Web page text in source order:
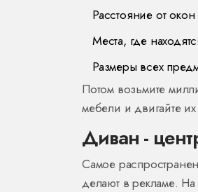
Расстояние от
Места, где
Размеры всех
Потом возьмите
мебели и двигайте
Диван -
Самое
делают в рекламе. На